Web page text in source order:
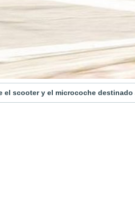
el scooter y el microcoche destinado